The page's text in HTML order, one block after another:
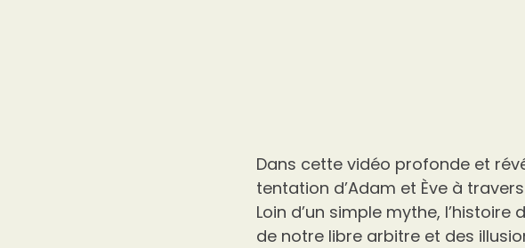
Dans cette vidéo profonde et
tentation d’Adam et Ève à
Loin d’un simple mythe,
de notre libre arbitre et des